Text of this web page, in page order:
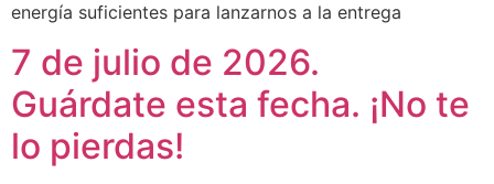
energía suficientes para lanzarnos a la entrega
7 de julio de 2026.
Guárdate esta fecha. ¡No te
lo pierdas!